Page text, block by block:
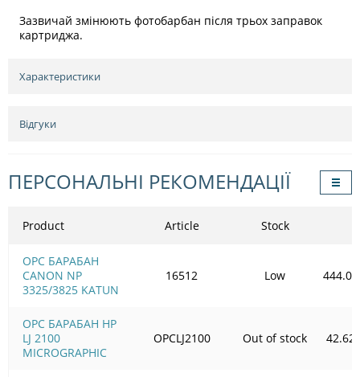
Зазвичай змінюють фотобарбан після трьох заправок
картриджа.
Характеристики
Відгуки
ПЕРСОНАЛЬНІ РЕКОМЕНДАЦІЇ
Product
OPC БАРАБАН
CANON NP
3325/3825 KATUN
OPC БАРАБАН HP
LJ 2100
MICROGRAPHIC
Article Stock
16512 Low 444.00
OPCLJ2100 Out of stock 42.62